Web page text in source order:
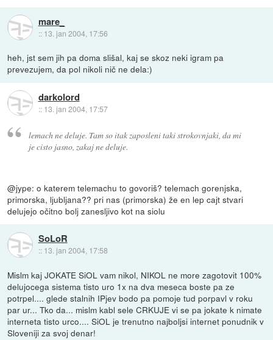
mare_
:: 13. jan 2004, 17:56
heh, jst sem jih pa doma slišal, kaj se skoz neki igram pa
prevezujem, da pol nikoli nič ne dela:)
darkolord
:: 13. jan 2004, 17:57
lemach ne deluje. Tam so itak zaposleni taki strokovnjaki, da mi
je cisto jasno, zakaj ne deluje.
@jype: o katerem telemachu to govoriš? telemach gorenjska,
primorska, ljubljana?? pri nas (primorska) že en lep cajt stvari
delujejo očitno bolj zanesljivo kot na siolu
SoLoR
:: 13. jan 2004, 17:58
Mislm kaj JOKATE SiOL vam nikol, NIKOL ne more zagotovit 100%
delujocega sistema tisto uro 1x na dva meseca boste pa ze
potrpel.... glede stalnih IPjev bodo pa pomoje tud porpavl v roku
par ur... Tko da... mislm kabl sele CRKUJE vi se pa jokate k nimate
interneta tisto urco.... SiOL je trenutno najboljsi internet ponudnik v
Sloveniji za svoj denar!